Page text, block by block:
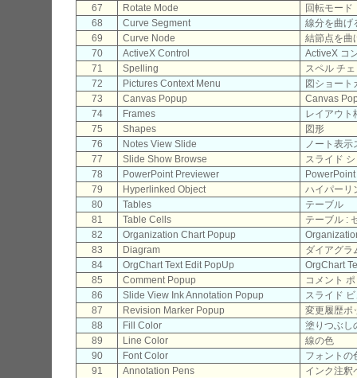
67
Rotate Mode
回転モード
68
Curve Segment
線分を曲げ
69
Curve Node
結節点を曲
70
ActiveX Control
ActiveX コ
71
Spelling
スペル チ
72
Pictures Context Menu
図ショート
73
Canvas Popup
Canvas
74
Frames
レイアウト
75
Shapes
図形
76
Notes View Slide
ノート表示
77
Slide Show Browse
スライド
78
PowerPoint Previewer
79
Hyperlinked Object
ハイパーリ
80
Tables
テーブル
81
Table Cells
テーブル :
82
Organization Chart Popup
83
Diagram
ダイアグラ
84
OrgChart Text Edit PopUp
OrgChart
85
Comment Popup
コメント
86
Slide View Ink Annotation Popup
スライド
87
Revision Marker Popup
変更履歴ポ
88
Fill Color
塗りつぶし
89
Line Color
線の色
90
Font Color
フォントの
91
Annotation Pens
インク注釈